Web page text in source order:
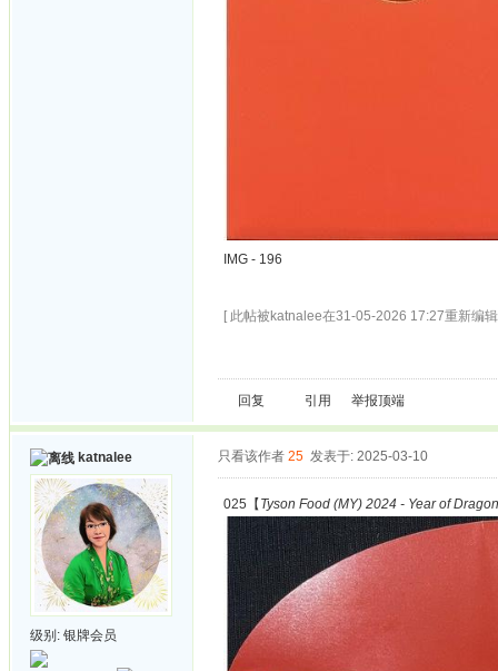
IMG - 196
[ 此帖被katnalee在31-05-2026 17:27重新编
回复 引用 举报顶端
katnalee
级别: 银牌会员
只看该作者 25 发表于: 2025-03-10
025【 Tyson Food (MY) 2024 - Year of Dragon